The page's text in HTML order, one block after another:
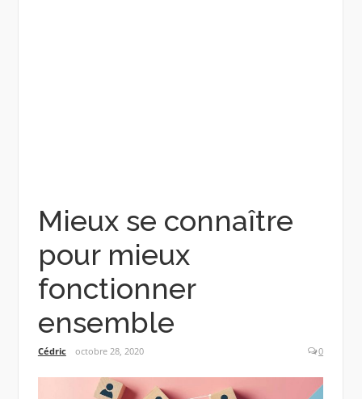
Mieux se connaître
pour mieux
fonctionner
ensemble
Cédric octobre 28, 2020 0